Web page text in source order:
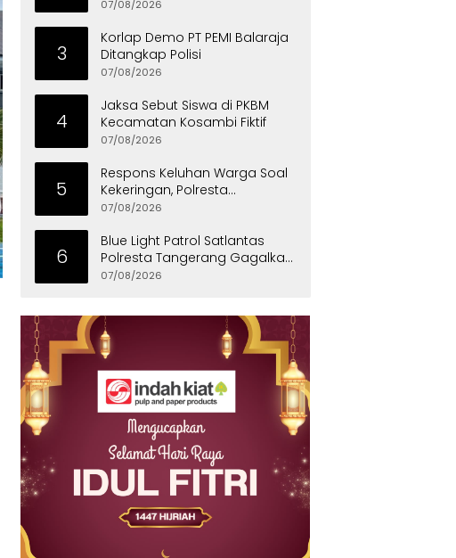
07/08/2026
3
Korlap Demo PT PEMI Balaraja
Ditangkap Polisi
07/08/2026
4
Jaksa Sebut Siswa di PKBM
Kecamatan Kosambi Fiktif
07/08/2026
5
Respons Keluhan Warga Soal
Kekeringan, Polresta
Tangerang Salurkan Bantuan
07/08/2026
6
Blue Light Patrol Satlantas
Polresta Tangerang Gagalkan
Aksi Curanmor, Dua Pria
07/08/2026